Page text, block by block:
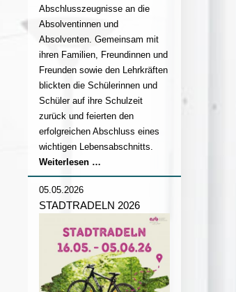
Abschlusszeugnisse an die
Absolventinnen und
Absolventen. Gemeinsam mit
ihren Familien, Freundinnen und
Freunden sowie den Lehrkräften
blickten die Schülerinnen und
Schüler auf ihre Schulzeit
zurück und feierten den
erfolgreichen Abschluss eines
wichtigen Lebensabschnitts.
Weiterlesen …
2026
05.05.2026
STADTRADELN 2026